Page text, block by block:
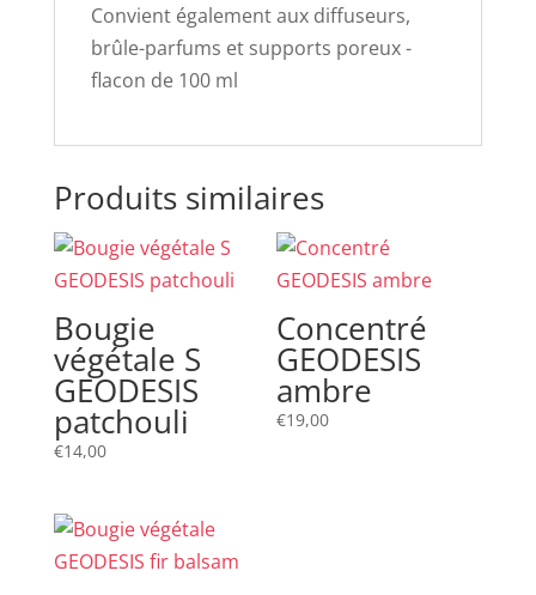
Convient également aux diffuseurs,
brûle-parfums et supports poreux -
flacon de 100 ml
Produits similaires
Bougie
végétale S
GEODESIS
patchouli
€14,00
Concentré
GEODESIS
ambre
€19,00